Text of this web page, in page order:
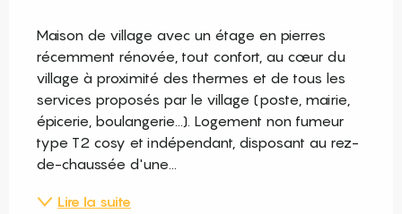
Maison de village avec un étage en pierres
récemment rénovée, tout confort, au cœur du
village à proximité des thermes et de tous les
services proposés par le village (poste, mairie,
épicerie, boulangerie...). Logement non fumeur
type T2 cosy et indépendant, disposant au rez-
de-chaussée d'une...
Lire la suite